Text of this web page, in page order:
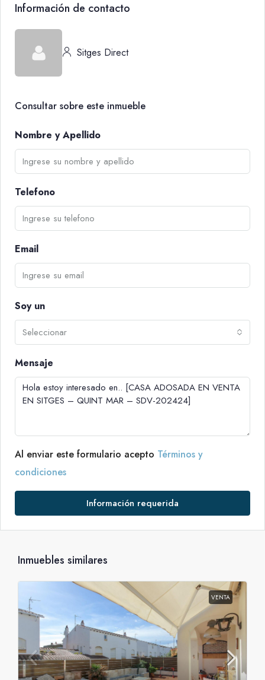
Información de contacto
Sitges Direct
Consultar sobre este inmueble
Nombre y Apellido
Telefono
Email
Soy un
Seleccionar
Mensaje
Al enviar este formulario acepto Términos y
condiciones
Información requerida
Inmuebles similares
VENTA